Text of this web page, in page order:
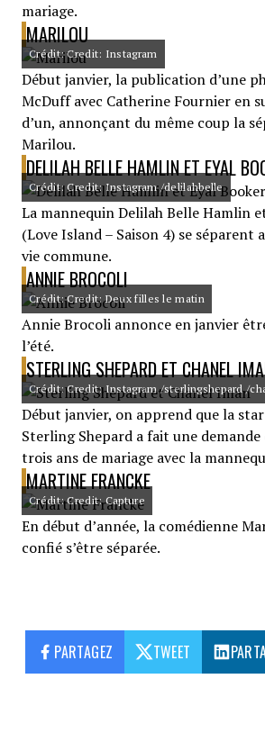
mariage.
MARILOU
Crédit: Credit: Instagram
Début janvier, la publication d’une
McDuff avec Catherine Fournier en
d’un, annonçant du même coup la
Marilou.
DELILAH BELLE HAMLIN ET EYAL
Crédit: Credit: Instagram /delilahbelle
La mannequin Delilah Belle Hamlin
(Love Island – Saison 4) se séparent
vie commune.
ANNIE BROCOLI
Crédit: Credit: Deux filles le matin
Annie Brocoli annonce en janvier
l’été.
STERLING SHEPARD ET CHANEL
Crédit: Credit: Instagram /sterlingshepard /
Début janvier, on apprend que la
Sterling Shepard a fait une demande
trois ans de mariage avec la
MARTINE FRANCKE
Crédit: Credit: Capture
En début d’année, la comédienne
confié s’être séparée.
PARTAGEZ TWEET